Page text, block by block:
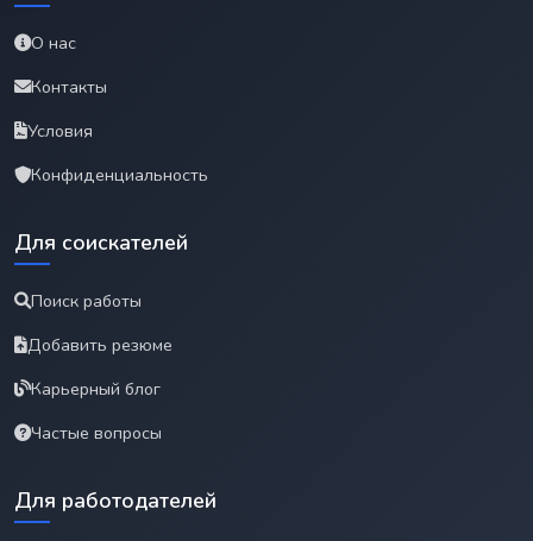
О нас
Контакты
Условия
Конфиденциальность
Для соискателей
Поиск работы
Добавить резюме
Карьерный блог
Частые вопросы
Для работодателей